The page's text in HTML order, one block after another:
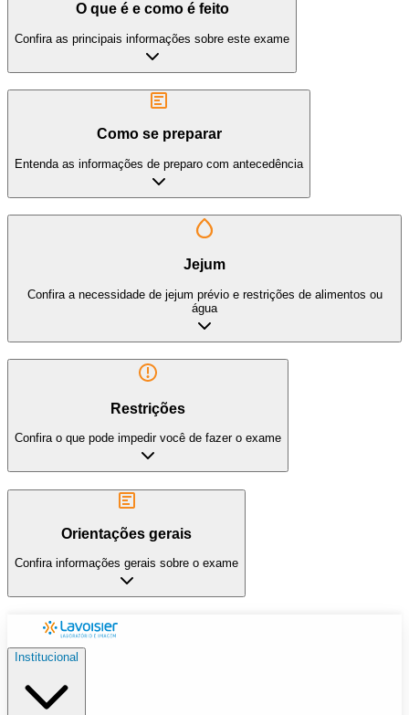
O que é e como é feito
Confira as principais informações sobre este exame
Como se preparar
Entenda as informações de preparo com antecedência
Jejum
Confira a necessidade de jejum prévio e restrições de alimentos ou
água
Restrições
Confira o que pode impedir você de fazer o exame
Orientações gerais
Confira informações gerais sobre o exame
Institucional